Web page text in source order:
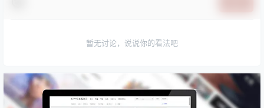
暂无讨论，说说你的看法吧